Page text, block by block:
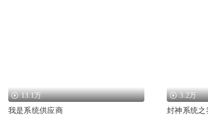
13.1万
我是系统供应商
3.2万
封神系统之